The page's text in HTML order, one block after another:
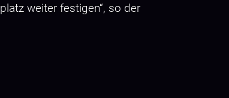
weiter festigen“, so der